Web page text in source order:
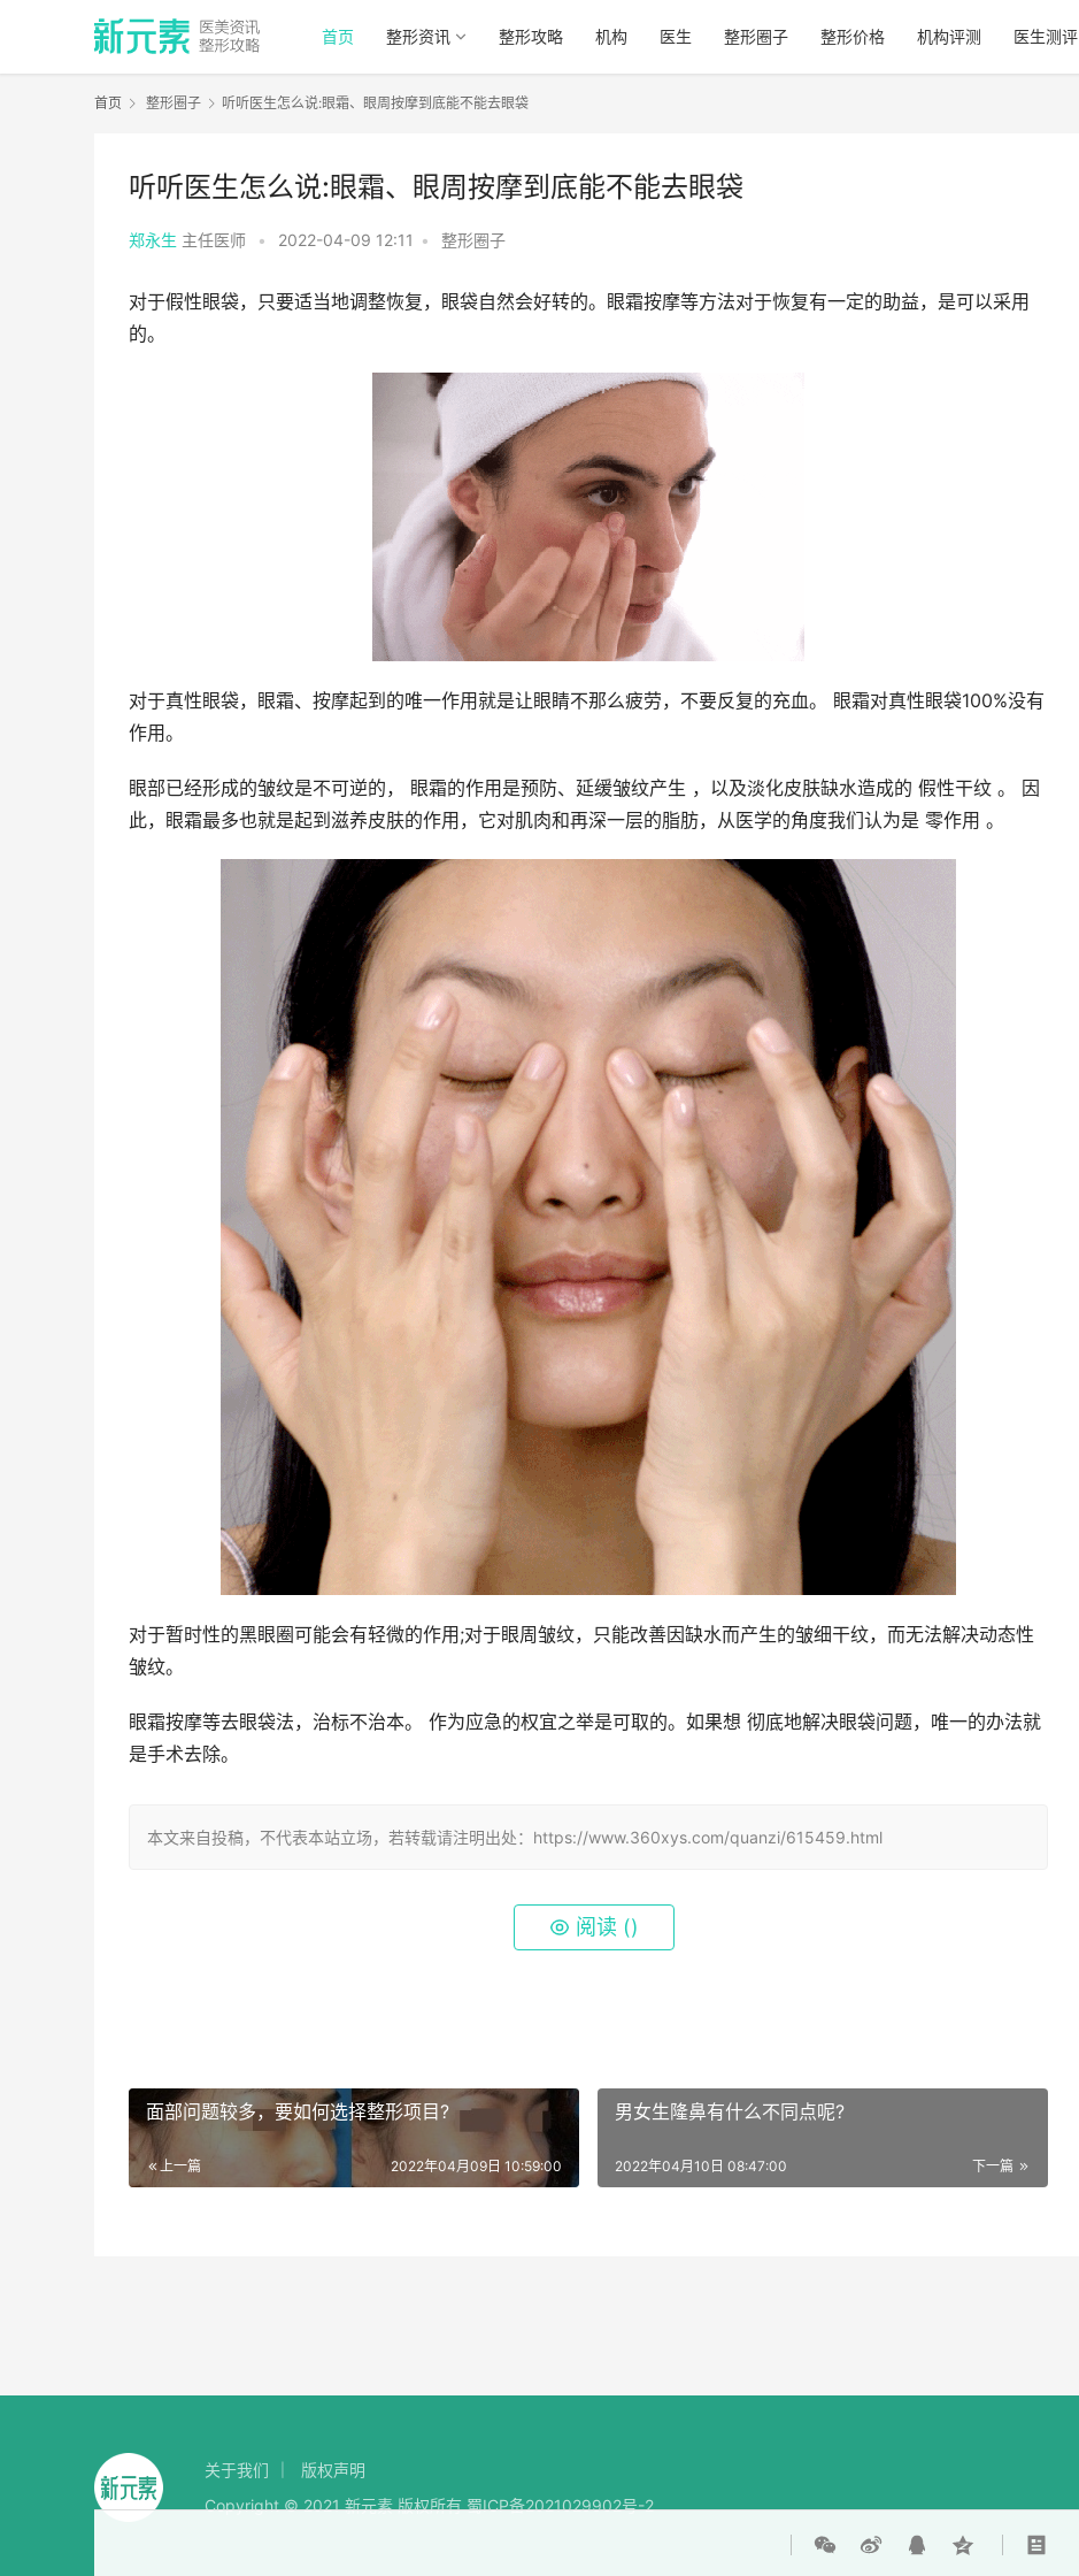
首页 整形资讯 整形攻略 机构 医生 整形圈子 整形价格 机构评测 医生测评
首页 整形圈子 听听医生怎么说:眼霜、眼周按摩到底能不能去眼袋
听听医生怎么说:眼霜、眼周按摩到底能不能去眼袋
郑永生 主任医师 • 2022-04-09 12:11 • 整形圈子
对于假性眼袋，只要适当地调整恢复，眼袋自然会好转的。眼霜按摩等方法对于恢复有一定的助益，是可以采用
的。
对于真性眼袋，眼霜、按摩起到的唯一作用就是让眼睛不那么疲劳，不要反复的充血。 眼霜对真性眼袋100%没有
作用。
眼部已经形成的皱纹是不可逆的， 眼霜的作用是预防、延缓皱纹产生 ，以及淡化皮肤缺水造成的 假性干纹 。 因
此，眼霜最多也就是起到滋养皮肤的作用，它对肌肉和再深一层的脂肪，从医学的角度我们认为是 零作用 。
对于暂时性的黑眼圈可能会有轻微的作用;对于眼周皱纹，只能改善因缺水而产生的皱细干纹，而无法解决动态性
皱纹。
眼霜按摩等去眼袋法，治标不治本。 作为应急的权宜之举是可取的。如果想 彻底地解决眼袋问题，唯一的办法就
是手术去除。
本文来自投稿，不代表本站立场，若转载请注明出处：https://www.360xys.com/quanzi/615459.html
阅读 ()
面部问题较多，要如何选择整形项目?
上一篇 2022年04月09日 10:59:00
男女生隆鼻有什么不同点呢?
下一篇
2022年04月10日 08:47:00
关于我们
版权声明
Copyright © 2021 新元素 版权所有蜀ICP备2021029902号-2